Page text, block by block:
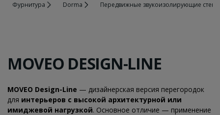
Фурнитура Dorma Передвижные звукоизолирующие стены
MOVEO DESIGN-LINE
MOVEO Design-Line — дизайнерская версия перегородок
для интерьеров с высокой архитектурной или
имиджевой нагрузкой. Основное отличие — применение